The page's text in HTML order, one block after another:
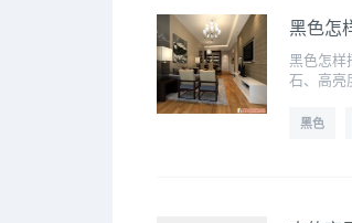
黑色怎
黑色怎样
石、高亮
黑色